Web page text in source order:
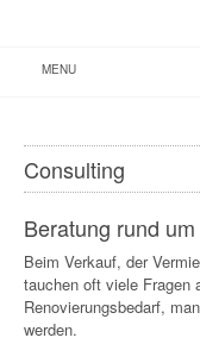
MENU
Consulting
Beratung rund
Beim Verkauf, der
tauchen oft viele Fragen
Renovierungsbedarf,
werden.